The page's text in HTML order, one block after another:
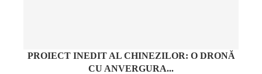
PROIECT INEDIT AL CHINEZILOR: O DRONĂ
CU ANVERGURA...